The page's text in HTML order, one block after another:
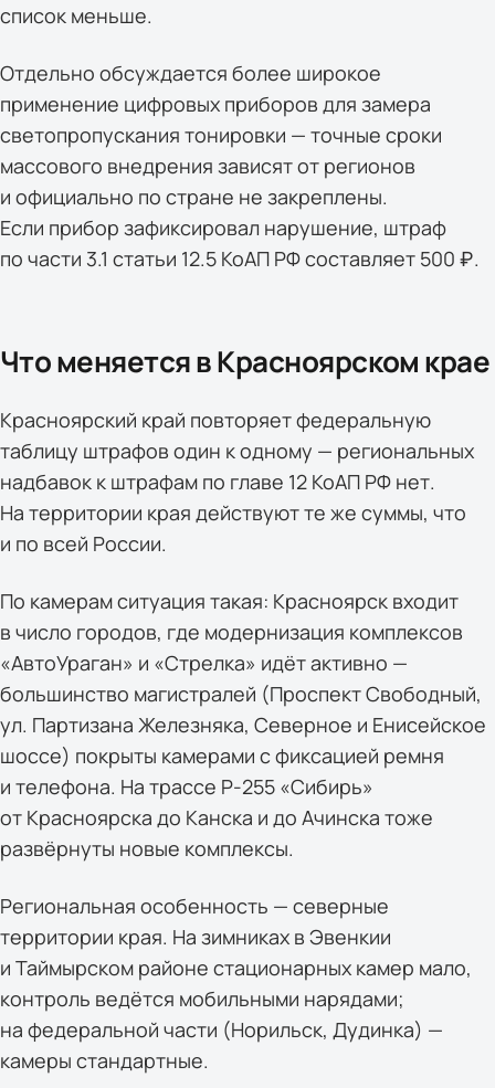
список меньше.
Отдельно обсуждается более широкое
применение цифровых приборов для замера
светопропускания тонировки — точные сроки
массового внедрения зависят от регионов
и официально по стране не закреплены.
Если прибор зафиксировал нарушение, штраф
по части 3.1 статьи 12.5 КоАП РФ составляет 500 ₽.
Что меняется в Красноярском крае
Красноярский край повторяет федеральную
таблицу штрафов один к одному — региональных
надбавок к штрафам по главе 12 КоАП РФ нет.
На территории края действуют те же суммы, что
и по всей России.
По камерам ситуация такая: Красноярск входит
в число городов, где модернизация комплексов
«АвтоУраган» и «Стрелка» идёт активно —
большинство магистралей (Проспект Свободный,
ул. Партизана Железняка, Северное и Енисейское
шоссе) покрыты камерами с фиксацией ремня
и телефона. На трассе Р-255 «Сибирь»
от Красноярска до Канска и до Ачинска тоже
развёрнуты новые комплексы.
Региональная особенность — северные
территории края. На зимниках в Эвенкии
и Таймырском районе стационарных камер мало,
контроль ведётся мобильными нарядами;
на федеральной части (Норильск, Дудинка) —
камеры стандартные.